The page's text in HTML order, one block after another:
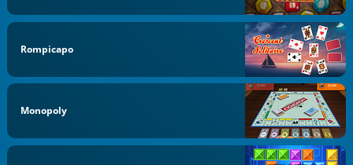
Rompicapo
Monopoly